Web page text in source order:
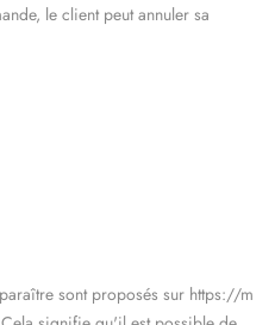
le client peut annuler sa
sont proposés sur https://m